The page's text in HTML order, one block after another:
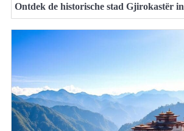
Ontdek de historische stad Gjirokastër